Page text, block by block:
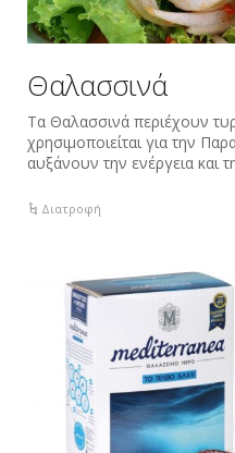
Θαλασσινά‬
Τα ‪Θαλασσινά περιέχουν
χρησιμοποιείται για την
αυξάνουν την ενέργεια και
Διατροφή